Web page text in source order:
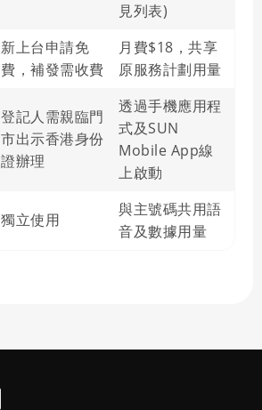
見列表)
新上台申請免
費，補發需收費
月費$18，共享
原服務計劃用量
登記人需親臨門
市出示香港身份
證辦理
透過手機應用程
式及SUN
Mobile App線
上啟動
獨立使用
與主號碼共用語
音及數據用量